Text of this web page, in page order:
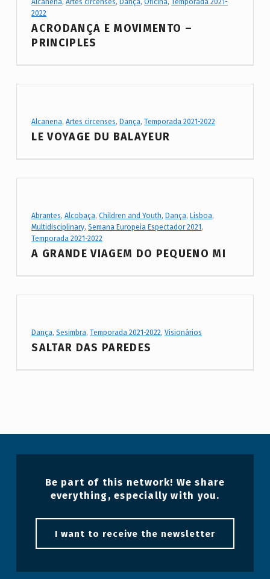
2022
ACRODANÇA E MOVIMENTO –
PRINCIPLES
Project Category:
Alcanena,Artes circenses, Dança,Temporada 2021-2022
LE VOYAGE DU BALAYEUR
Project Category:
Abrantes,Alcobaça,Children and Youth, Dança, Lisboa,
Multidisciplinary,Semana Europeia Espectador 2021 ,
Temporada 2021-2022
A GRANDE VIAGEM DO PEQUENO MI
Project Category:
Dança,Sesimbra,Temporada 2021-2022,Visionários
SALTAR DAS PAREDES
Be part of this network! We share
everything, especially with you.
I want to receive the newsletter